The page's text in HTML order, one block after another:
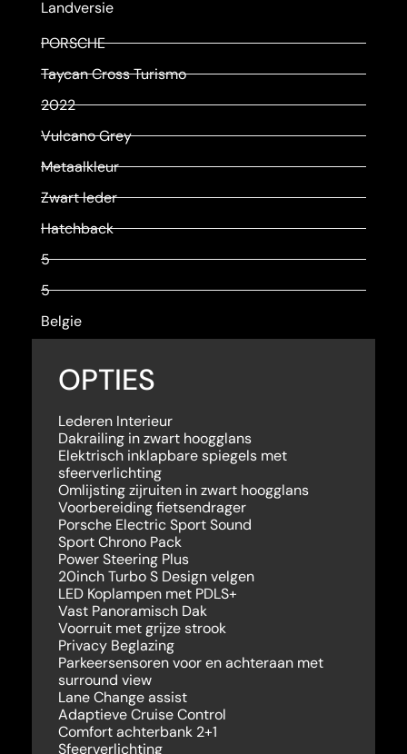
Landversie
PORSCHE
Taycan Cross Turismo
2022
Vulcano Grey
Metaalkleur
Zwart leder
Hatchback
5
5
Belgie
OPTIES
Lederen Interieur
Dakrailing in zwart hoogglans
Elektrisch inklapbare spiegels met
sfeerverlichting
Omlijsting zijruiten in zwart hoogglans
Voorbereiding fietsendrager
Porsche Electric Sport Sound
Sport Chrono Pack
Power Steering Plus
20inch Turbo S Design velgen
LED Koplampen met PDLS+
Vast Panoramisch Dak
Voorruit met grijze strook
Privacy Beglazing
Parkeersensoren voor en achteraan met
surround view
Lane Change assist
Adaptieve Cruise Control
Comfort achterbank 2+1
Sfeerverlichting